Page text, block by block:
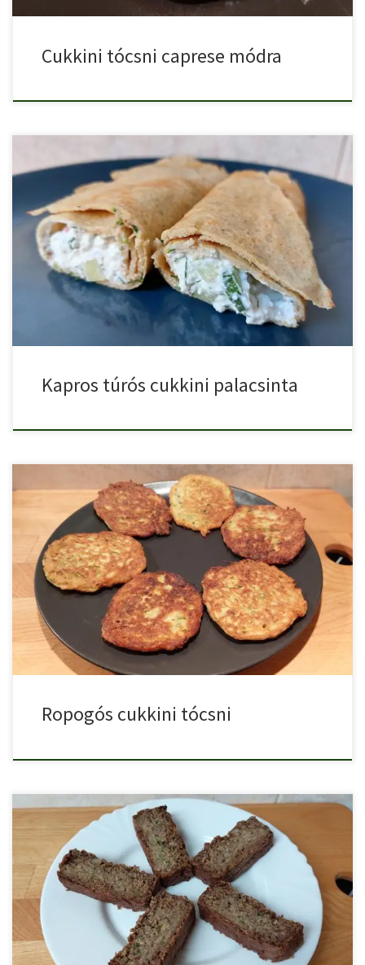
Cukkini tócsni caprese módra
A kapros túrós palacsinta sokak kedvence, a kaportól igazán
egyedi […]
Kapros túrós cukkini palacsinta
A hagyományos krumpli tócsniban azt szeretjük, hogy ropog a
széle, […]
Ropogós cukkini tócsni
Finom, diétás, cukormentes cukkinis banánkenyér zabpehellyel,
amit a cukkini tesz […]